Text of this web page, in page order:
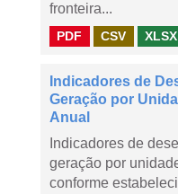
fronteira...
PDF CSV XLSX
Indicadores de
Geração por
Anual
Indicadores de
geração por
conforme